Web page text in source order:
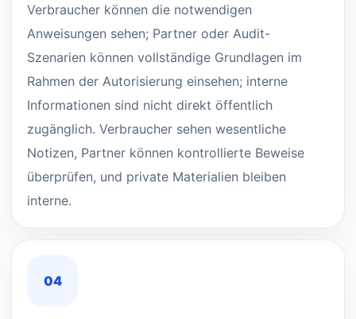
Verbraucher können die notwendigen
Anweisungen sehen; Partner oder Audit-
Szenarien können vollständige Grundlagen im
Rahmen der Autorisierung einsehen; interne
Informationen sind nicht direkt öffentlich
zugänglich. Verbraucher sehen wesentliche
Notizen, Partner können kontrollierte Beweise
überprüfen, und private Materialien bleiben
interne.
04